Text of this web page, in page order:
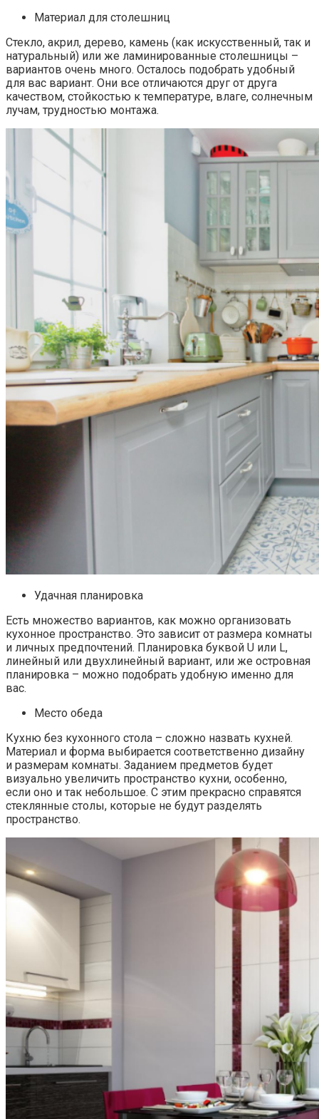
Материал для столешниц
Стекло, акрил, дерево, камень (как искусственный, так и
натуральный) или же ламинированные столешницы –
вариантов очень много. Осталось подобрать удобный
для вас вариант. Они все отличаются друг от друга
качеством, стойкостью к температуре, влаге, солнечным
лучам, трудностью монтажа.
Удачная планировка
Есть множество вариантов, как можно организовать
кухонное пространство. Это зависит от размера комнаты
и личных предпочтений. Планировка буквой U или L,
линейный или двухлинейный вариант, или же островная
планировка – можно подобрать удобную именно для
вас.
Место обеда
Кухню без кухонного стола – сложно назвать кухней.
Материал и форма выбирается соответственно дизайну
и размерам комнаты. Заданием предметов будет
визуально увеличить пространство кухни, особенно,
если оно и так небольшое. С этим прекрасно справятся
стеклянные столы, которые не будут разделять
пространство.